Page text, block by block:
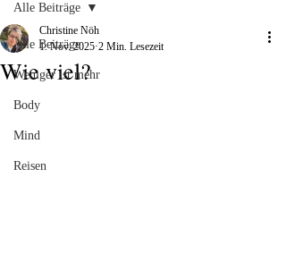
Alle Beiträge
Weniger ist mehr
Body
Mind
Reisen
Alle Beiträge
Wie viel?
Christine Nöh
1. Nov. 2025 2 Min. Lesezeit